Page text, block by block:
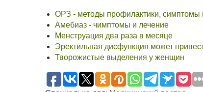
ОРЗ - методы профилактики, симптомы
Амебиаз - чимптомы и лечение
Менструация два раза в месяце
Эректильная дисфункция может
Творожистые выделения у женщин